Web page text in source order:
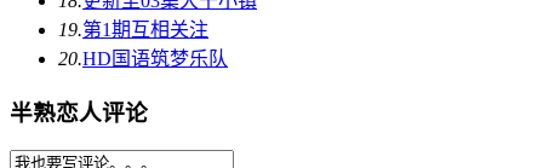
19.第1期互相关注
20.HD国语筑梦乐队
半熟恋人评论